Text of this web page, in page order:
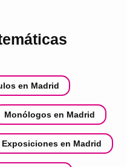
en Madrid
Monólogos en Madrid
Exposiciones en Madrid